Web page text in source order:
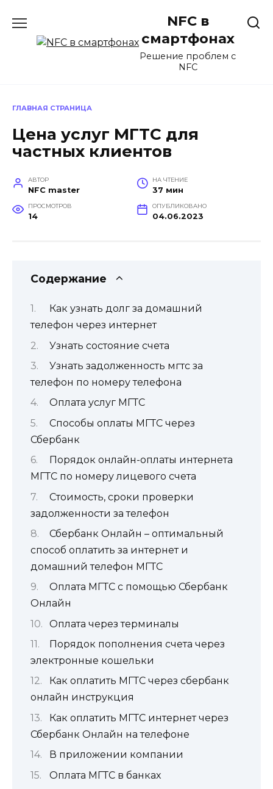
содержанию
NFC в
смартфонах
Решение проблем с
NFC
ГЛАВНАЯ СТРАНИЦА
Цена услуг МГТС для
частных клиентов
АВТОР
NFC master
НА ЧТЕНИЕ
37 мин
ПРОСМОТРОВ
14
ОПУБЛИКОВАНО
04.06.2023
Содержание
Как узнать долг за домашний
телефон через интернет
Узнать состояние счета
Узнать задолженность мгтс за
телефон по номеру телефона
Оплата услуг МГТС
Способы оплаты МГТС через
Сбербанк
Порядок онлайн-оплаты интернета
МГТС по номеру лицевого счета
Стоимость, сроки проверки
задолженности за телефон
Сбербанк Онлайн – оптимальный
способ оплатить за интернет и
домашний телефон МГТС
Оплата МГТС с помощью Сбербанк
Онлайн
Оплата через терминалы
Порядок пополнения счета через
электронные кошельки
Как оплатить МГТС через сбербанк
онлайн инструкция
Как оплатить МГТС интернет через
Сбербанк Онлайн на телефоне
В приложении компании
Оплата МГТС в банках